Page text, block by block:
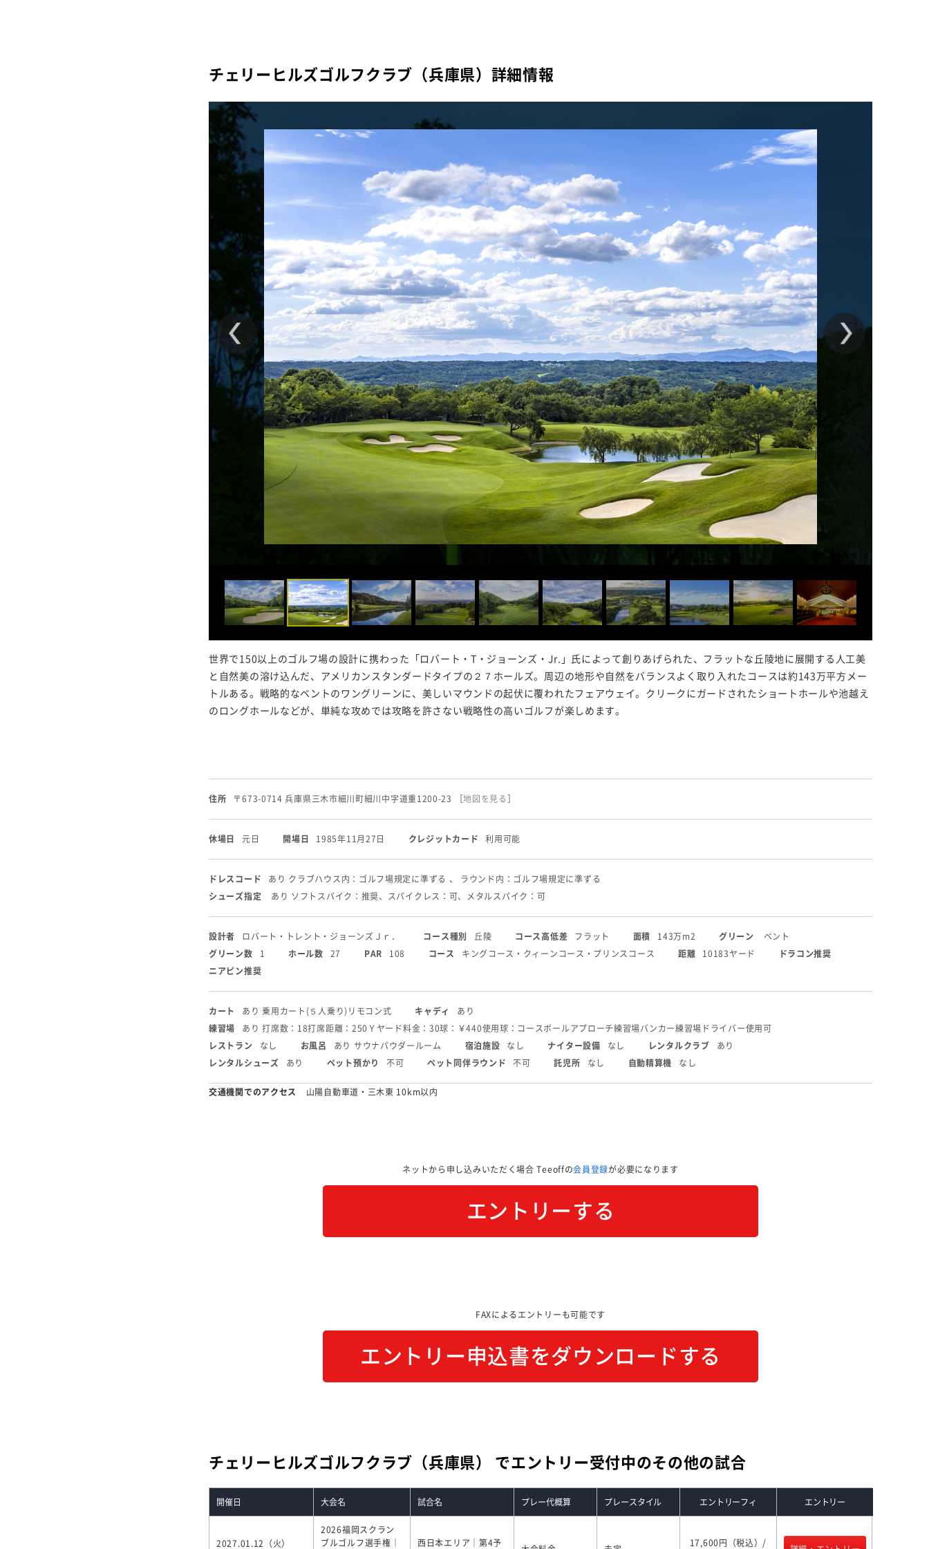
チェリーヒルズゴルフクラブ（兵庫県）詳細情報
世界で150以上のゴルフ場の設計に携わった「ロバート・T・ジョーンズ・Jr.」氏によって創りあげられた、フラットな丘陵地に展開する人工美
と自然美の溶け込んだ、アメリカンスタンダードタイプの２７ホールズ。周辺の地形や自然をバランスよく取り入れたコースは約143万平方メー
トルある。戦略的なベントのワングリーンに、美しいマウンドの起伏に覆われたフェアウェイ。クリークにガードされたショートホールや池越え
のロングホールなどが、単純な攻めでは攻略を許さない戦略性の高いゴルフが楽しめます。
住所 〒673-0714 兵庫県三木市細川町細川中字道重1200-23 ［地図を見る
休場日 元日 開場日 1985年11月27日 クレジットカード 利用可能
ドレスコード あり クラブハウス内：ゴルフ場規定に準ずる 、 ラウンド内：ゴルフ場規定に準ずる
シューズ指定 あり ソフトスパイク：推奨、スパイクレス：可、メタルスパイク：可
設計者 ロバート・トレント・ジョーンズＪｒ． コース種別 丘陵 コース高低差 フラット 面積 143万m2 グリーン ベント
グリーン数 1 ホール数 27 PAR 108 コース キングコース・クィーンコース・プリンスコース 距離 10183ヤード ドラコン推奨
ニアピン推奨
カート あり 乗用カート(５人乗り) リモコン式 キャディ あり
練習場 あり 打席数：18打席距離：250Ｙヤード料金：30球：￥440使用球：コースボールアプローチ練習場 バンカー練習場 ドライバー使用可
レストラン なし お風呂 あり サウナ パウダールーム 宿泊施設 なし ナイター設備 なし レンタルクラブ あり
レンタルシューズ あり ペット預かり 不可 ペット同伴ラウンド 不可 託児所 なし 自動精算機 なし
交通機関でのアクセス 山陽自動車道・三木東 10km以内
ネットから申し込みいただく場合Teeoffの会員登録が必要になります
エントリーする
FAXによるエントリーも可能です
エントリー申込書をダウンロードする
チェリーヒルズゴルフクラブ（兵庫県） でエントリー受付中のその他の試合
開催日 大会名 試合名 プレー代概算 プレースタイル エントリーフィ エントリー
2027.01.12（火）
2026福岡スクラン
ブルゴルフ選手権｜
西日本エリア｜第4予 17,600円（税込）/